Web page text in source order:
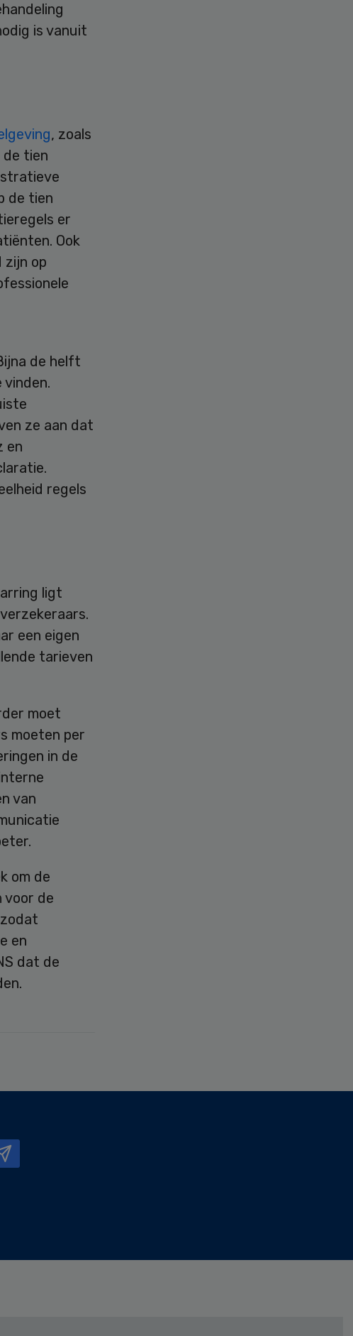
is vanuit
, zoals
de tien
de tien
er
Ook
op
de helft
ze aan dat
en
regels
ligt
een eigen
tarieven
moet
moeten per
in de
van
om de
voor de
en
dat de